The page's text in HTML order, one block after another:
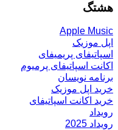
هشتگ
Apple Music
اپل موزیک
اسپاتیفای پریمیفای
اکانت اسپاتیفای پرمیوم
برنامه نویسان
خرید اپل موزیک
خرید اکانت اسپاتیفای
رویداد
رویداد 2025